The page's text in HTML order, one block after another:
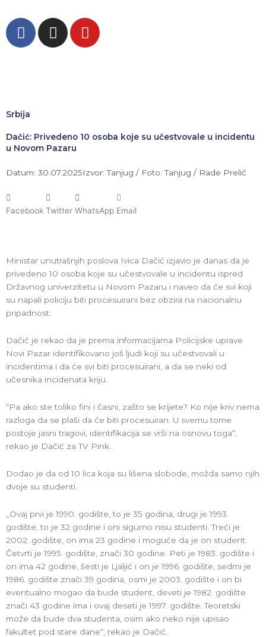
садржај
F
a
o
k
I
n
a
m
Y
o
Srbija
Dačić: Privedeno 10 osoba koje su učestvovale u incidentu
u Novom Pazaru
Datum: 30.07.2025Izvor: Tanjug / Foto: Tanjug / Rade Prelić
Facebook Twitter WhatsApp Email
Ministar unutrašnjih poslova Ivica Dačić izjavio je danas da je
privedeno 10 osoba koje su učestvovale u incidentu ispred
Državnog univerzitetu u Novom Pazaru i naveo da će svi koji
su napali policiju biti procesuirani bez obzira na nacionalnu
pripadnost.
Dačić je rekao da je prema informacijama Policijske uprave
Novi Pazar identifikovano još ljudi koji su učestvovali u
incidentima i da će svi biti procesuirani, a da se neki od
učesnika incidenata kriju.
“Pa ako ste toliko fini i časni, zašto se krijete? Ko nije kriv nema
razloga da se plaši da će biti procesuiran. U svemu tome
postoje jasni tragovi, identifikacija se vrši na osnovu toga“,
rekao je Dačić za TV Pink.
Dodao je da od 10 lica koja su lišena slobode, možda samo njih
dvoje su studenti.
„Ovaj prvi je 1990. godište, to je 35 godina, drugi je 1993.
godište, to je 32 godine i oni sigurno nisu studenti. Treći je
2002. godište, on ima 23 godine i moguće da je on student.
Četvrti je 1995. godište, znači 30 godine. Peti je 1983. godište i
on ima 42 godine, šesti je Ljaljić i on je 1996. godište, sedmi je
1986. godište znači 39 godina, osmi je 2003. godište i on bi
eventualno mogao da bude student, deveti je 1982. godište
znači 43 godine ima i ovaj deseti je 1997. godište. Teoretski
može da bude dva studenta, osim ako neko nije upisao
fakultet pod stare dane“, rekao je Dačić.